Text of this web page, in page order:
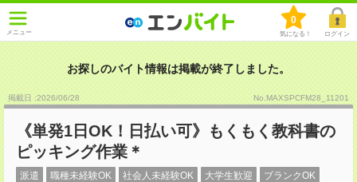
メニュー
0
気になる！ ログイン
お探しのバイト情報は掲載が終了しました。
掲載日 :2026/06/28 No.MAXSPCFM28_11201
《単発1日OK！日払い可》もくもく教科書の
ピッキング作業＊
派遣 職種未経験OK 社会人未経験OK 大学生歓迎 ブランクOK